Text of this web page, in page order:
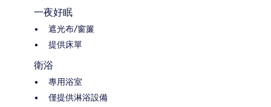
一夜好眠
遮光布/窗簾
提供床單
衛浴
專用浴室
僅提供淋浴設備